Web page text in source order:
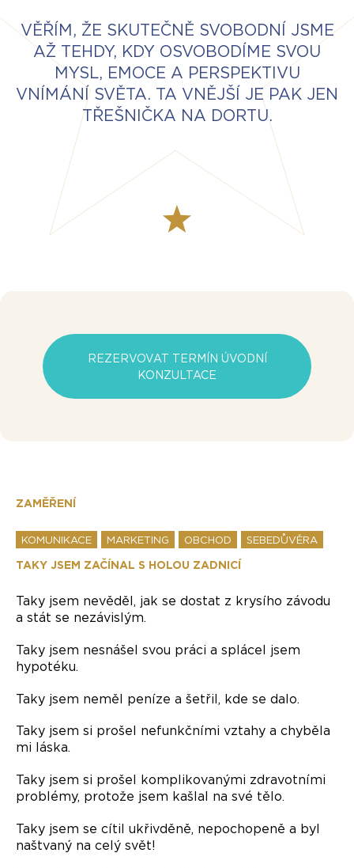
VĚŘÍM, ŽE SKUTEČNĚ SVOBODNÍ JSME
AŽ TEHDY, KDY OSVOBODÍME SVOU
MYSL, EMOCE A PERSPEKTIVU
VNÍMÁNÍ SVĚTA. TA VNĚJŠÍ JE PAK JEN
TŘEŠNIČKA NA DORTU.
REZERVOVAT TERMÍN ÚVODNÍ
KONZULTACE
ZAMĚŘENÍ
KOMUNIKACE MARKETING OBCHOD SEBEDŮVĚRA
TAKY JSEM ZAČÍNAL S HOLOU ZADNICÍ
Taky jsem nevěděl, jak se dostat z krysího závodu
a stát se nezávislým.
Taky jsem nesnášel svou práci a splácel jsem
hypotéku.
Taky jsem neměl peníze a šetřil, kde se dalo.
Taky jsem si prošel nefunkčními vztahy a chyběla
mi láska.
Taky jsem si prošel komplikovanými zdravotními
problémy, protože jsem kašlal na své tělo.
Taky jsem se cítil ukřivděně, nepochopeně a byl
naštvaný na celý svět!